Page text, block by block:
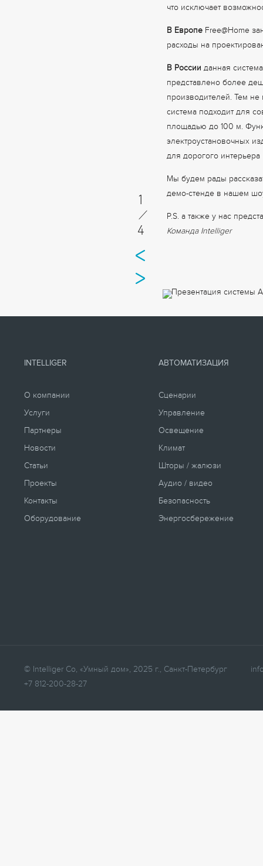
что исключает
В Европе Free@Home
расходы на
В России данная
представлено более
производителей. Тем не
система подходит для
площадью до 100 м.
электроустановочных
для дорогого
Мы будем рады
демо-стенде в нашем
P.S. а также у нас
Команда Intelliger
1
/
4
INTELLIGER
О компании
Услуги
Партнеры
Новости
Статьи
Проекты
Контакты
Оборудование
АВТОМАТИЗАЦИЯ
Сценарии
Управление
Освещение
Климат
Шторы / жалюзи
Аудио / видео
Безопасность
Энергосбережение
© Intelliger Co, «Умный дом», 2025 г., Санкт-Петербург
+7 812-200-28-27